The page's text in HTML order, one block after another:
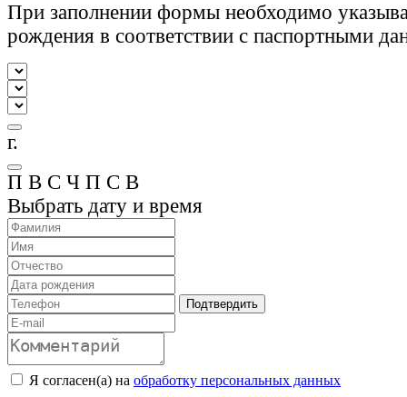
При заполнении формы необходимо
рождения в соответствии с паспортными
г.
П В С Ч П С В
Выбрать дату и время
Подтвердить
Я согласен(а) на обработку персональных данных